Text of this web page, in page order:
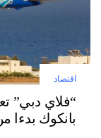
اقتصاد
“فلاي دبي”
بانكوك بدءا